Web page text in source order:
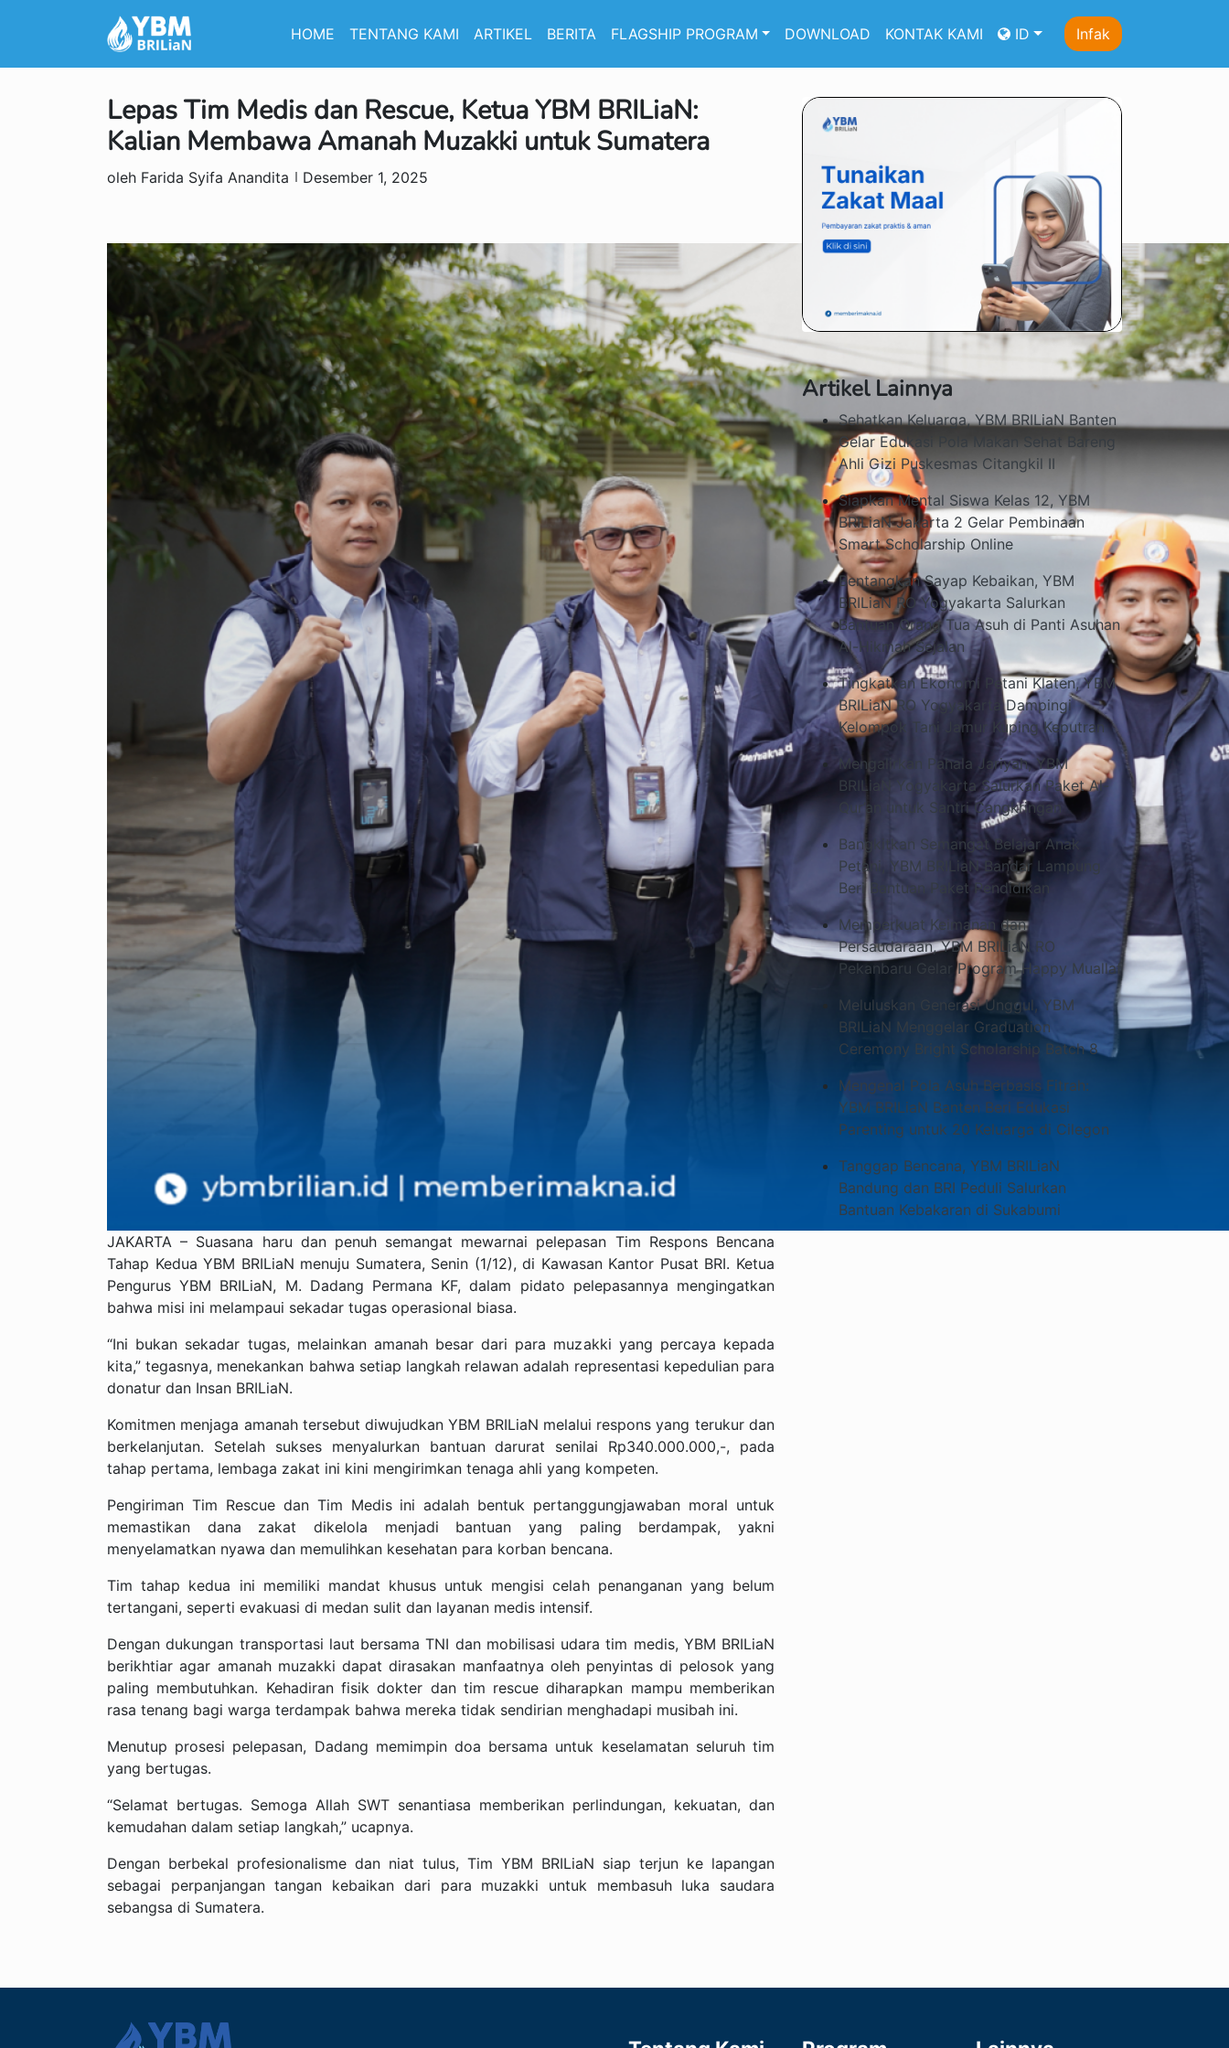
HOME TENTANG KAMI ARTIKEL BERITA FLAGSHIP PROGRAM DOWNLOAD KONTAK KAMI ID Infak
Lepas Tim Medis dan Rescue, Ketua YBM BRILiaN:
Kalian Membawa Amanah Muzakki untuk Sumatera
oleh Farida Syifa Anandita Desember 1, 2025
JAKARTA – Suasana haru dan penuh semangat mewarnai pelepasan Tim Respons Bencana
Tahap Kedua YBM BRILiaN menuju Sumatera, Senin (1/12), di Kawasan Kantor Pusat BRI. Ketua
Pengurus YBM BRILiaN, M. Dadang Permana KF, dalam pidato pelepasannya mengingatkan
bahwa misi ini melampaui sekadar tugas operasional biasa.
“Ini bukan sekadar tugas, melainkan amanah besar dari para muzakki yang percaya kepada
kita,” tegasnya, menekankan bahwa setiap langkah relawan adalah representasi kepedulian para
donatur dan Insan BRILiaN.
Komitmen menjaga amanah tersebut diwujudkan YBM BRILiaN melalui respons yang terukur dan
berkelanjutan. Setelah sukses menyalurkan bantuan darurat senilai Rp340.000.000,-, pada
tahap pertama, lembaga zakat ini kini mengirimkan tenaga ahli yang kompeten.
Pengiriman Tim Rescue dan Tim Medis ini adalah bentuk pertanggungjawaban moral untuk
memastikan dana zakat dikelola menjadi bantuan yang paling berdampak, yakni
menyelamatkan nyawa dan memulihkan kesehatan para korban bencana.
Tim tahap kedua ini memiliki mandat khusus untuk mengisi celah penanganan yang belum
tertangani, seperti evakuasi di medan sulit dan layanan medis intensif.
Dengan dukungan transportasi laut bersama TNI dan mobilisasi udara tim medis, YBM BRILiaN
berikhtiar agar amanah muzakki dapat dirasakan manfaatnya oleh penyintas di pelosok yang
paling membutuhkan. Kehadiran fisik dokter dan tim rescue diharapkan mampu memberikan
rasa tenang bagi warga terdampak bahwa mereka tidak sendirian menghadapi musibah ini.
Menutup prosesi pelepasan, Dadang memimpin doa bersama untuk keselamatan seluruh tim
yang bertugas.
“Selamat bertugas. Semoga Allah SWT senantiasa memberikan perlindungan, kekuatan, dan
kemudahan dalam setiap langkah,” ucapnya.
Dengan berbekal profesionalisme dan niat tulus, Tim YBM BRILiaN siap terjun ke lapangan
sebagai perpanjangan tangan kebaikan dari para muzakki untuk membasuh luka saudara
sebangsa di Sumatera.
Artikel Lainnya
Sehatkan Keluarga, YBM BRILiaN Banten
Gelar Edukasi Pola Makan Sehat Bareng
Ahli Gizi Puskesmas Citangkil II
Siapkan Mental Siswa Kelas 12, YBM
BRILiaN Jakarta 2 Gelar Pembinaan
Smart Scholarship Online
Bentangkan Sayap Kebaikan, YBM
BRILiaN RO Yogyakarta Salurkan
Bantuan Orang Tua Asuh di Panti Asuhan
Al-Hikmah Sejalan
Tingkatkan Ekonomi Petani Klaten, YBM
BRILiaN RO Yogyakarta Dampingi
Kelompok Tani Jamur Kuping Keputran
Mengalirkan Pahala Jariyah, YBM
BRILiaN Yogyakarta Salurkan Paket Al-
Qur’an untuk Santri Cangkringan
Bangkitkan Semangat Belajar Anak
Petani, YBM BRILiaN Bandar Lampung
Beri Bantuan Paket Pendidikan
Memperkuat Keimanan dan
Persaudaraan, YBM BRILiaN RO
Pekanbaru Gelar Program Happy Muallaf
Meluluskan Generasi Unggul, YBM
BRILiaN Menggelar Graduation
Ceremony Bright Scholarship Batch 8
Mengenal Pola Asuh Berbasis Fitrah:
YBM BRILiaN Banten Beri Edukasi
Parenting untuk 20 Keluarga di Cilegon
Tanggap Bencana, YBM BRILiaN
Bandung dan BRI Peduli Salurkan
Bantuan Kebakaran di Sukabumi